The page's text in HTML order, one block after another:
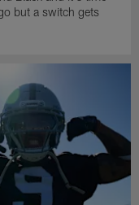
but a switch gets